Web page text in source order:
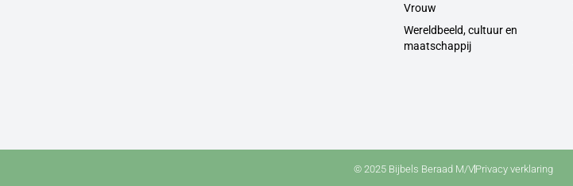
Vrouw
Wereldbeeld, cultuur en
maatschappij
© 2025 Bijbels Beraad M/VPrivacy verklaring